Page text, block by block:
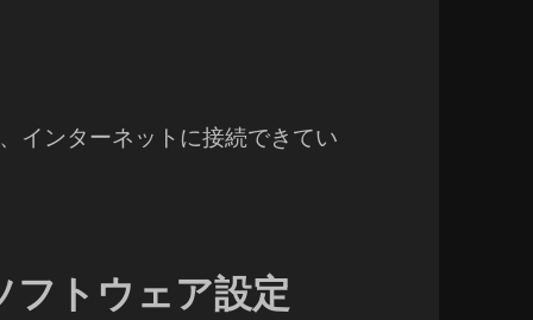
インターネットに接続できてい
フトウェア設定